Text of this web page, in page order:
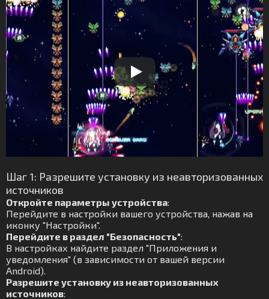
Шаг 1: Разрешите установку из неавторизованных
источников
Откройте параметры устройства:
Перейдите в настройки вашего устройства, нажав на
иконку "Настройки".
Перейдите в раздел "Безопасность":
В настройках найдите раздел "Приложения и
уведомления" (в зависимости от вашей версии
Android).
Разрешите установку из неавторизованных
источников: